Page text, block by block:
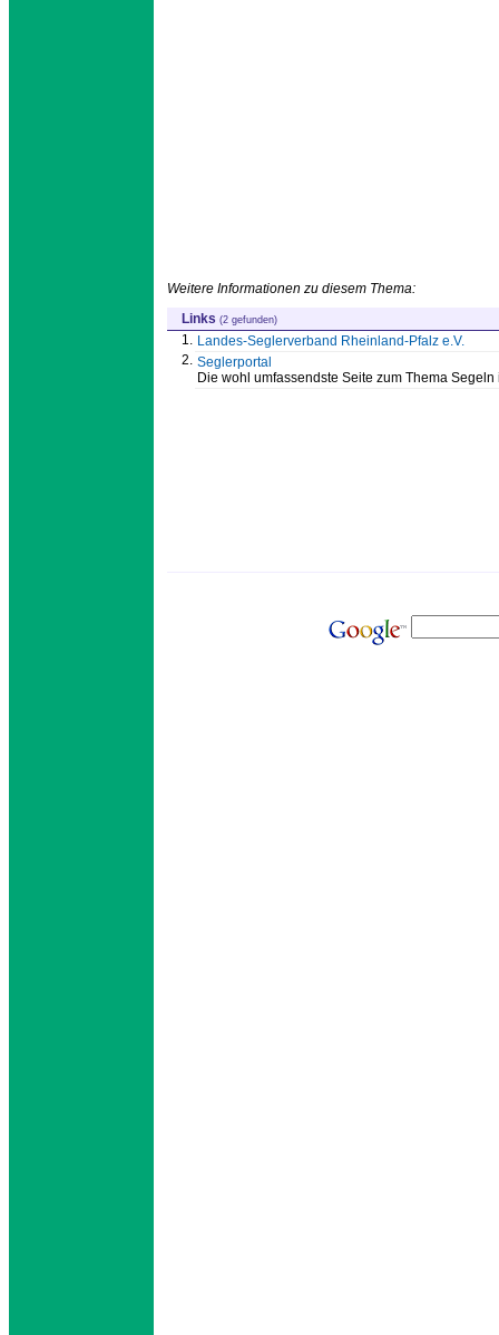
Weitere Informationen zu diesem Thema:
Links (2 gefunden)
1. Landes-Seglerverband Rheinland-Pfalz e.V.
2. Seglerportal
Die wohl umfassendste Seite zum Thema